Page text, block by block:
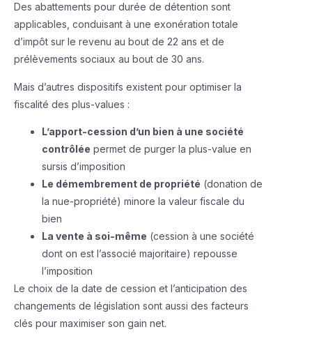
Des abattements pour durée de détention sont
applicables, conduisant à une exonération totale
d’impôt sur le revenu au bout de 22 ans et de
prélèvements sociaux au bout de 30 ans.
Mais d’autres dispositifs existent pour optimiser la
fiscalité des plus-values :
L’apport-cession d’un bien à une société
contrôlée permet de purger la plus-value en
sursis d’imposition
Le démembrement de propriété (donation de
la nue-propriété) minore la valeur fiscale du
bien
La vente à soi-même (cession à une société
dont on est l’associé majoritaire) repousse
l’imposition
Le choix de la date de cession et l’anticipation des
changements de législation sont aussi des facteurs
clés pour maximiser son gain net.